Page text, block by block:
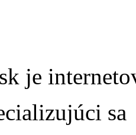
je
sa